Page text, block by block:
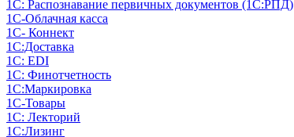
1С: Распознавание первичных документов (1С:РПД)
1С-Облачная касса
1С- Коннект
1С:Доставка
1С: EDI
1С: Финотчетность
1С:Маркировка
1С-Товары
1С: Лекторий
1С:Лизинг